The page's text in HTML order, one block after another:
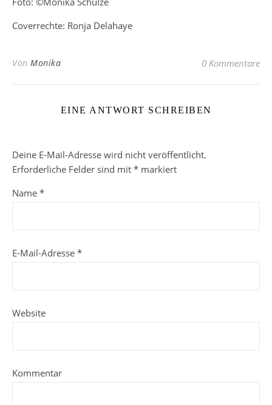
Coverrechte: Ronja Delahaye
Von Monika 0 Kommentare
EINE ANTWORT SCHREIBEN
Deine E-Mail-Adresse wird nicht veröffentlicht.
Erforderliche Felder sind mit * markiert
Name *
E-Mail-Adresse *
Website
Kommentar